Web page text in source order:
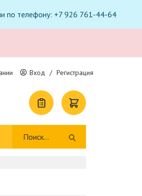
по телефону: +7 926 761-44-64
Вход / Регистрация